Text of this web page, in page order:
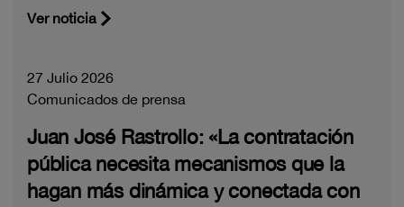
Ver noticia
27 Julio 2026
Comunicados de prensa
Juan José Rastrollo: «La contratación
pública necesita mecanismos que la
hagan más dinámica y conectada con